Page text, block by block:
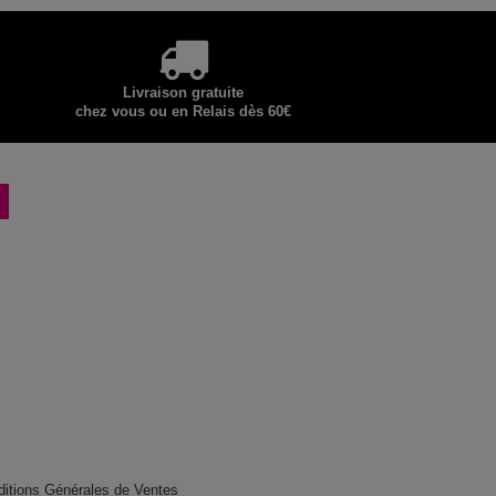
Livraison gratuite
chez vous ou en Relais dès 60€
Générales de Ventes